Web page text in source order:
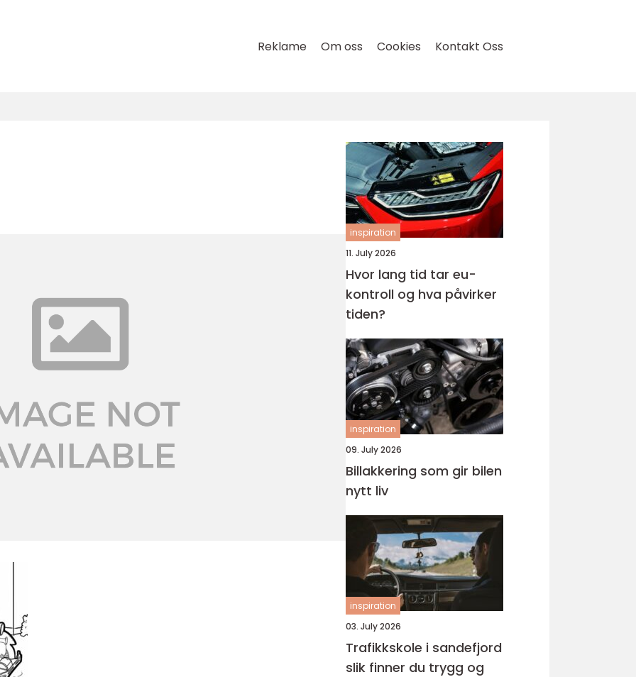
Reklame Om oss Cookies Kontakt Oss
inspiration
11. July 2026
Hvor lang tid tar eu-
kontroll og hva påvirker
tiden?
inspiration
09. July 2026
Billakkering som gir bilen
nytt liv
inspiration
03. July 2026
Trafikkskole i sandefjord
slik finner du trygg og